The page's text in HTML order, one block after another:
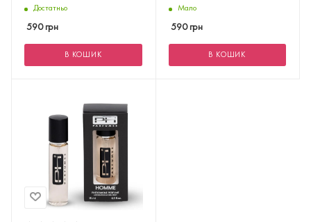
Достатньо
590грн
В КОШИК
Мало
590грн
В КОШИК